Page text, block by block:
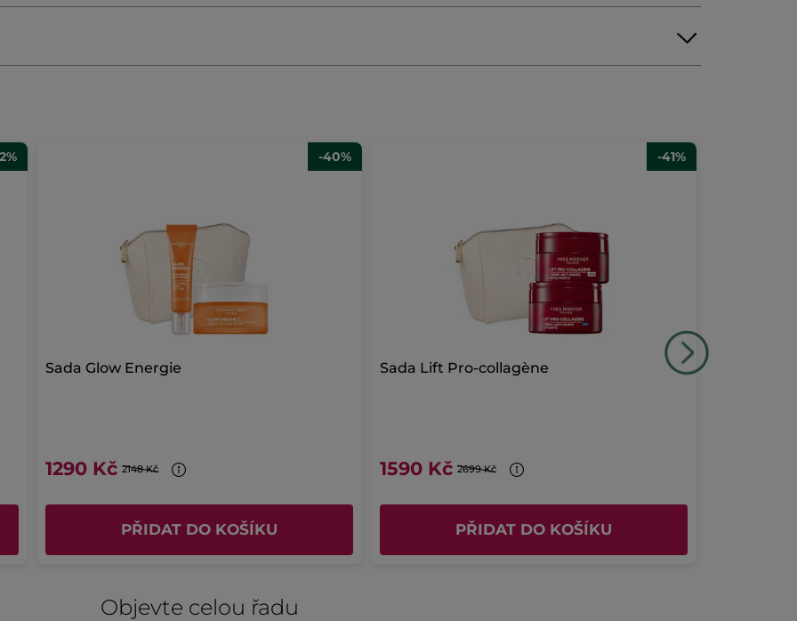
-40%
Sada Glow Energie
1290 Kč 2148 Kč
PŘIDAT DO KOŠÍKU
-41%
Sada Lift Pro-collagène
1590 Kč 2699 Kč
PŘIDAT DO KOŠÍKU
Objevte celou řadu